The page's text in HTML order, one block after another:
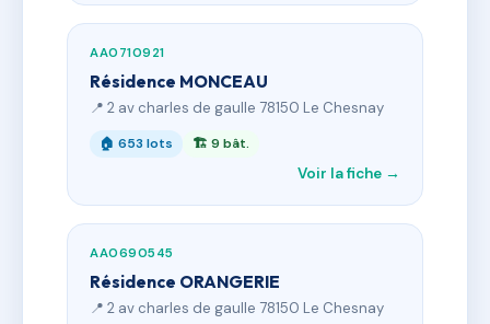
AA0710921
Résidence MONCEAU
📍 2 av charles de gaulle 78150 Le Chesnay
🏠 653 lots 🏗 9 bât.
Voir la fiche →
AA0690545
Résidence ORANGERIE
📍 2 av charles de gaulle 78150 Le Chesnay